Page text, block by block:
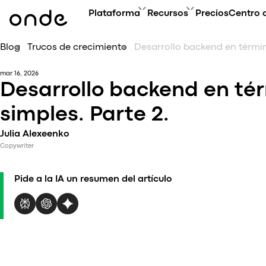
Plataforma
Resumen de la plataforma
Aplicación del Conductor
Recursos
FAQ
Contáctanos
PreciosCentro
Blog Trucos de crecimiento Desarrollo backend en
mar 16, 2026
Desarrollo backend en
simples. Parte 2.
Julia Alexeenko
Copywriter
Pide a la IA un resumen del artículo